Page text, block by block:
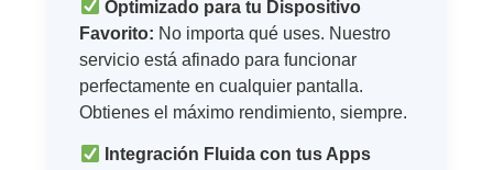
Optimizado para tu Dispositivo
Favorito: No importa qué uses. Nuestro
servicio está afinado para funcionar
perfectamente en cualquier pantalla.
Obtienes el máximo rendimiento, siempre.
Integración Fluida con tus Apps